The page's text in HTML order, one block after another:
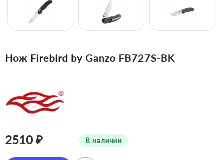
Нож Firebird by Ganzo FB727S-BK
2510 ₽ В наличии